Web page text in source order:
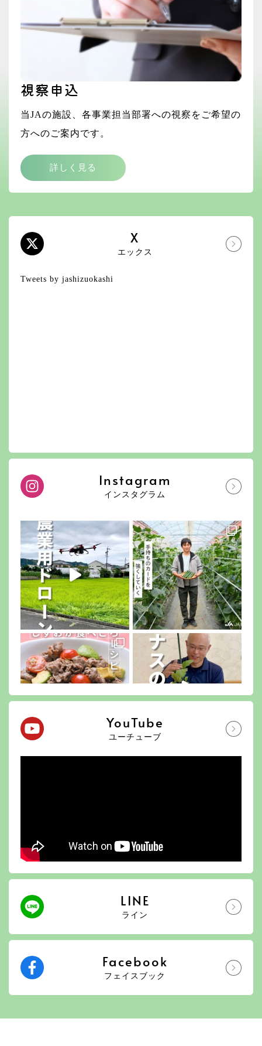
視察申込
当JAの施設、各事業担当部署への視察をご希望の
方へのご案内です。
詳しく見る
X
エックス
Tweets by jashizuokashi
Instagram
インスタグラム
YouTube
ユーチューブ
LINE
ライン
Facebook
フェイスブック